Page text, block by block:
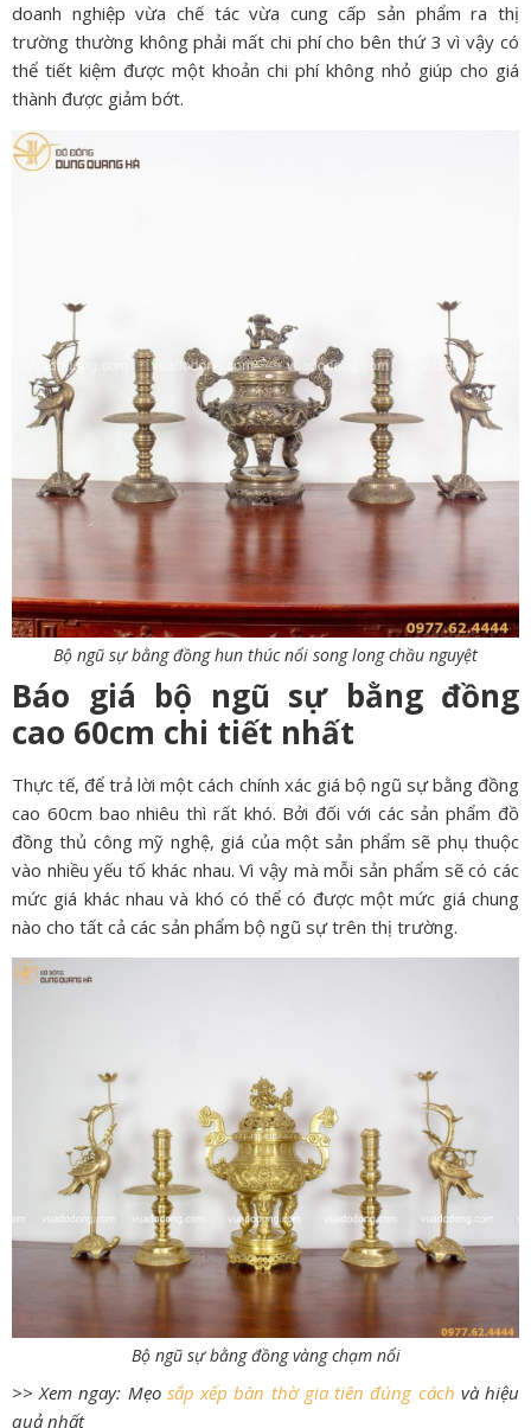
doanh nghiệp vừa chế tác vừa cung cấp sản phẩm ra thị
trường thường không phải mất chi phí cho bên thứ 3 vì vậy có
thể tiết kiệm được một khoản chi phí không nhỏ giúp cho giá
thành được giảm bớt.
Bộ ngũ sự bằng đồng hun thúc nổi song long chầu nguyệt
Báo giá bộ ngũ sự bằng đồng
cao 60cm chi tiết nhất
Thực tế, để trả lời một cách chính xác giá bộ ngũ sự bằng đồng
cao 60cm bao nhiêu thì rất khó. Bởi đối với các sản phẩm đồ
đồng thủ công mỹ nghệ, giá của một sản phẩm sẽ phụ thuộc
vào nhiều yếu tố khác nhau. Vì vậy mà mỗi sản phẩm sẽ có các
mức giá khác nhau và khó có thể có được một mức giá chung
nào cho tất cả các sản phẩm bộ ngũ sự trên thị trường.
Bộ ngũ sự bằng đồng vàng chạm nổi
>> Xem ngay: Mẹo sắp xếp bàn thờ gia tiên đúng cách và hiệu
quả nhất